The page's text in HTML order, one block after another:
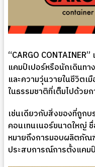
“CARGO
แคมป์เปอร์หรือนักเดินท
และความวุ่นวายในชีวิตเ
ในธรรมชาติที่เต็มไปด้วย
เช่นเดียวกับสิ่งของที่ถูก
คอนเทนเนอร์ขนาดใหญ่
หมายถึงการมอบผลิตภั
ประสบการณ์การตั้งแคม